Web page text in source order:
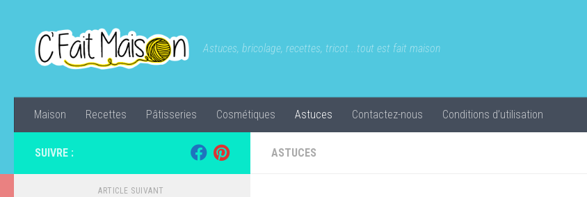
Astuces, bricolage, recettes, tricot...tout est fait maison
Maison Recettes Pâtisseries Cosmétiques Astuces Contactez-nous Conditions d’utilisation
ASTUCES
SUIVRE :
ARTICLE SUIVANT